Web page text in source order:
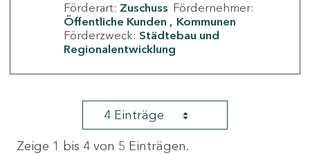
Förderart: Zuschuss Fördernehmer:
Öffentliche Kunden
Kommunen
Förderzweck: Städtebau und
Regionalentwicklung
4 Einträge
Zeige 1 bis 4 von 5 Einträgen.